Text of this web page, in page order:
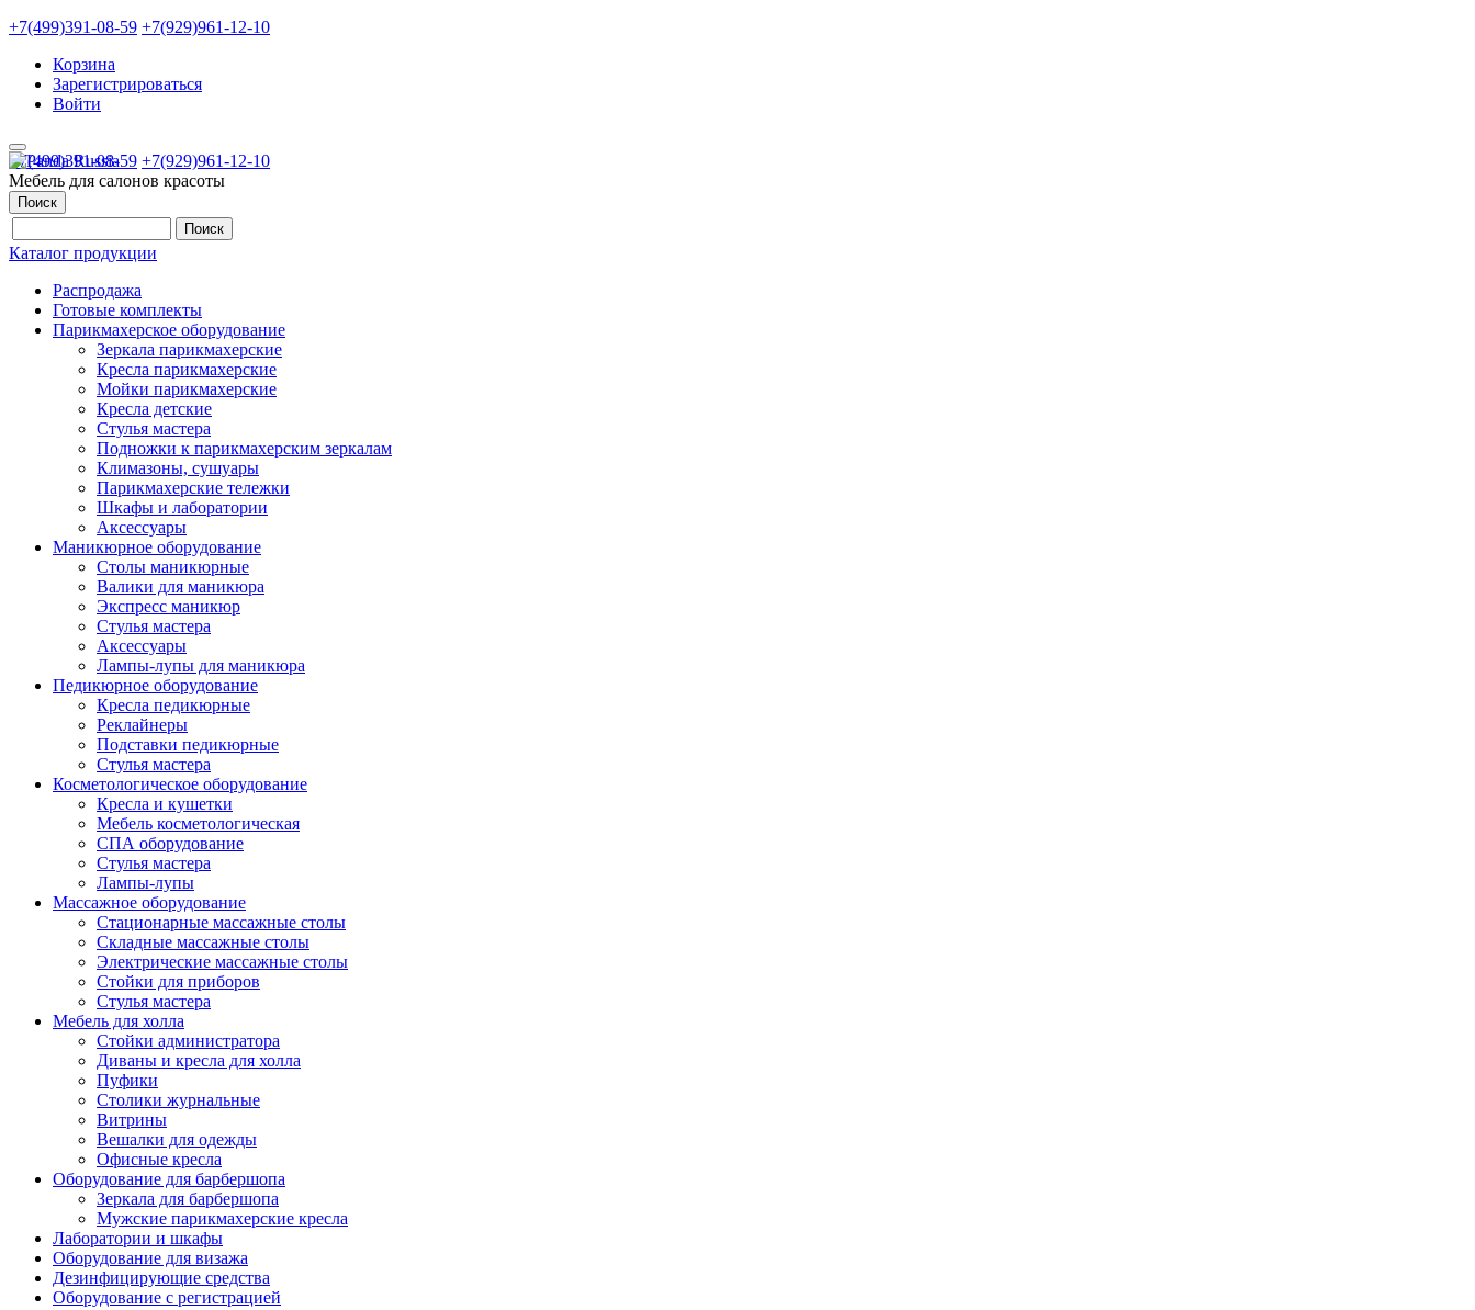
+7(499)391-08-59 +7(929)961-12-10
Корзина
Зарегистрироваться
Войти
+7(499)391-08-59 +7(929)961-12-10
Мебель для салонов красоты
Поиск
Каталог продукции
Распродажа
Готовые комплекты
Парикмахерское оборудование
Зеркала парикмахерские
Кресла парикмахерские
Мойки парикмахерские
Кресла детские
Стулья мастера
Подножки к парикмахерским зеркалам
Климазоны, сушуары
Парикмахерские тележки
Шкафы и лаборатории
Аксессуары
Маникюрное оборудование
Столы маникюрные
Валики для маникюра
Экспресс маникюр
Стулья мастера
Аксессуары
Лампы-лупы для маникюра
Педикюрное оборудование
Кресла педикюрные
Реклайнеры
Подставки педикюрные
Стулья мастера
Косметологическое оборудование
Кресла и кушетки
Мебель косметологическая
СПА оборудование
Стулья мастера
Лампы-лупы
Массажное оборудование
Стационарные массажные столы
Складные массажные столы
Электрические массажные столы
Стойки для приборов
Стулья мастера
Мебель для холла
Стойки администратора
Диваны и кресла для холла
Пуфики
Столики журнальные
Витрины
Вешалки для одежды
Офисные кресла
Оборудование для барбершопа
Зеркала для барбершопа
Мужские парикмахерские кресла
Лаборатории и шкафы
Оборудование для визажа
Дезинфицирующие средства
Оборудование с регистрацией